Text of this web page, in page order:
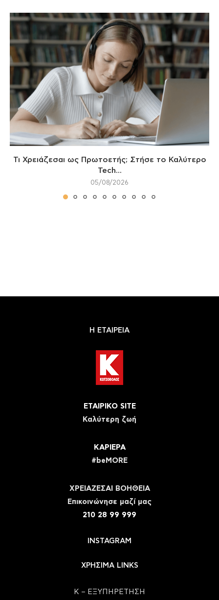
Τι Χρειάζεσαι ως Πρωτοετής; Στήσε το Καλύτερο
Tech...
05/08/2026
Η ΕΤΑΙΡΕΙΑ
ΕΤΑΙΡΙΚΟ SITE
Καλύτερη ζωή
ΚΑΡΙΕΡΑ
#beMORE
ΧΡΕΙΑΖΕΣΑΙ ΒΟΗΘΕΙΑ
Eπικοινώνησε μαζί μας
210 28 99 999
INSTAGRAM
ΧΡΗΣΙΜΑ LINKS
Κ – ΕΞΥΠΗΡΕΤΗΣΗ